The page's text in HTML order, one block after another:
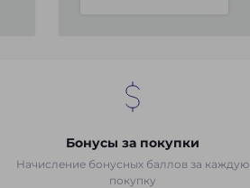
Бонусы за покупки
Начисление бонусных баллов за каждую
покупку